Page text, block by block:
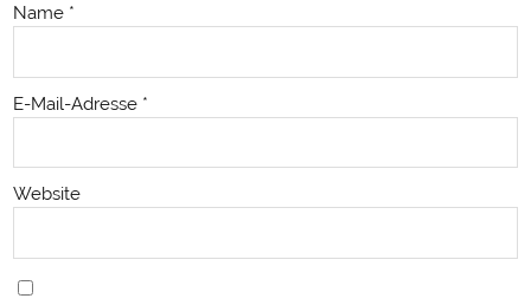
Name *
E-Mail-Adresse *
Website